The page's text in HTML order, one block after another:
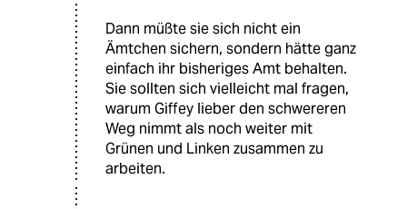
Dann müßte sie sich nicht ein
Ämtchen sichern, sondern hätte ganz
einfach ihr bisheriges Amt behalten.
Sie sollten sich vielleicht mal fragen,
warum Giffey lieber den schwereren
Weg nimmt als noch weiter mit
Grünen und Linken zusammen zu
arbeiten.